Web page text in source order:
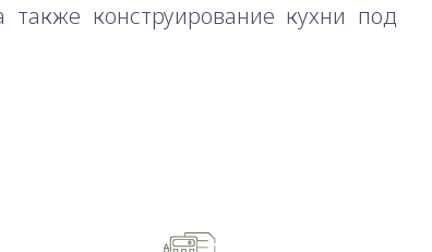
конструирование кухни под